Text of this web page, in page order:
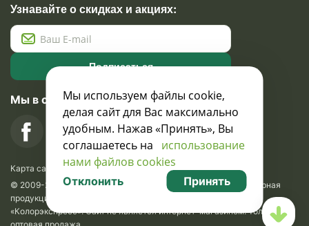
Узнавайте о скидках и акциях:
Подписаться
Мы в социальных сетях
Карта сайта
© 2009-2026 Krasavik.by. Сувениры оптом. Рекламно-сувенирная
продукция и сувениры с логотипом. УНН 100873745, ООО
«Колорэкспресс». Сайт не является интернет-магазином. Только
Мы используем файлы cookie,
делая сайт для Вас максимально
удобным. Нажав «Принять», Вы
соглашаетесь на использование
нами файлов cookies
Отклонить Принять